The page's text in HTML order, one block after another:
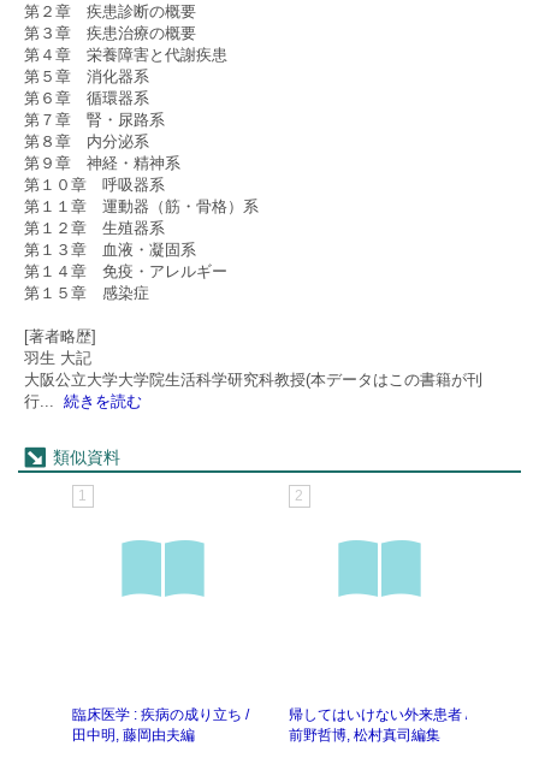
第２章 疾患診断の概要
第３章 疾患治療の概要
第４章 栄養障害と代謝疾患
第５章 消化器系
第６章 循環器系
第７章 腎・尿路系
第８章 内分泌系
第９章 神経・精神系
第１０章 呼吸器系
第１１章 運動器（筋・骨格）系
第１２章 生殖器系
第１３章 血液・凝固系
第１４章 免疫・アレルギー
第１５章 感染症
[著者略歴]
羽生 大記
大阪公立大学大学院生活科学研究科教授(本データはこの書籍が刊
行
続きを読む
類似資料
1
臨床医学 : 疾病の成り立ち /
田中明, 藤岡由夫編
2
帰してはいけない外来患者 /
前野哲博, 松村真司編集